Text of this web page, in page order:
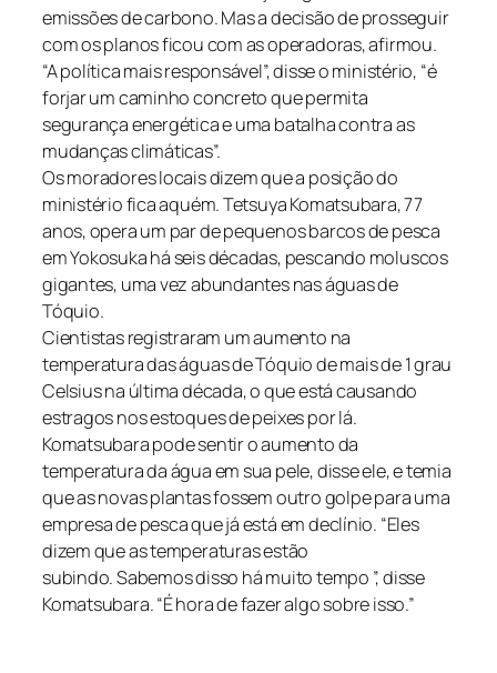
emissões de carbono. Mas a decisão de prosseguir
com os planos ficou com as operadoras, afirmou.
“A política mais responsável”, disse o ministério, “é
forjar um caminho concreto que permita
segurança energética e uma batalha contra as
mudanças climáticas”.
Os moradores locais dizem que a posição do
ministério fica aquém. Tetsuya Komatsubara, 77
anos, opera um par de pequenos barcos de pesca
em Yokosuka há seis décadas, pescando moluscos
gigantes, uma vez abundantes nas águas de
Tóquio.
Cientistas registraram um aumento na
temperatura das águas de Tóquio de mais de 1 grau
Celsius na última década, o que está causando
estragos nos estoques de peixes por lá.
Komatsubara pode sentir o aumento da
temperatura da água em sua pele, disse ele, e temia
que as novas plantas fossem outro golpe para uma
empresa de pesca que já está em declínio. “Eles
dizem que as temperaturas estão
subindo. Sabemos disso há muito tempo ”, disse
Komatsubara. “É hora de fazer algo sobre isso.”